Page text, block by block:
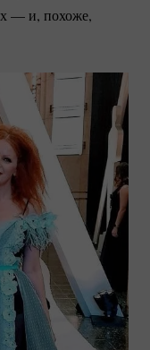
— и, похоже,